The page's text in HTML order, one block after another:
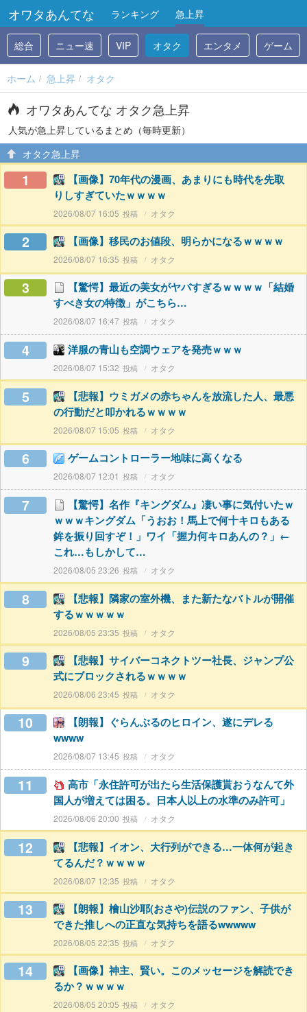
オワタあんてな ランキング 急上昇
総合 ニュー速 VIP オタク エンタメ ゲーム
ホーム 急上昇 オタク
オワタあんてな オタク急上昇
人気が急上昇しているまとめ（毎時更新）
オタク急上昇
1
【画像】70年代の漫画、あまりにも時代を先取
りしすぎていたｗｗｗｗ
2026/08/07 16:05 オタク
2 【画像】移民のお値段、明らかになるｗｗｗｗ
2026/08/07 16:35 オタク
3
【驚愕】最近の美女がヤバすぎるｗｗｗｗ「結婚
すべき女の特徴」がこちら…
2026/08/07 16:47 オタク
4 洋服の青山も空調ウェアを発売ｗｗｗ
2026/08/07 15:32 オタク
5
【悲報】ウミガメの赤ちゃんを放流した人、最悪
の行動だと叩かれるｗｗｗｗ
2026/08/07 15:05 オタク
6 ゲームコントローラー地味に高くなる
2026/08/07 12:01 オタク
7
【驚愕】名作『キングダム』凄い事に気付いたｗ
ｗｗｗキングダム「うおお！馬上で何十キロもある
鉾を振り回すぞ！」ワイ「握力何キロあんの？」←
これ…もしかして…
2026/08/05 23:26 オタク
8
【悲報】隣家の室外機、また新たなバトルが開催
するｗｗｗｗｗ
2026/08/05 23:35 オタク
9
【悲報】サイバーコネクトツー社長、ジャンプ公
式にブロックされるｗｗｗｗ
2026/08/06 23:45 オタク
10
【朗報】ぐらんぶるのヒロイン、遂にデレる
wwww
2026/08/07 13:45 オタク
11
高市「永住許可が出たら生活保護貰おうなんて外
国人が増えては困る。日本人以上の水準のみ許可」
2026/08/06 20:00 オタク
12
【悲報】イオン、大行列ができる…一体何が起き
てるんだ？ｗｗｗｗ
2026/08/07 12:35 オタク
13
【朗報】檜山沙耶(おさや)伝説のファン、子供が
できた推しへの正直な気持ちを語るwwwww
2026/08/05 22:35 オタク
14
【画像】神主、賢い。このメッセージを解読でき
るか？ｗｗｗｗ
2026/08/05 20:05 オタク